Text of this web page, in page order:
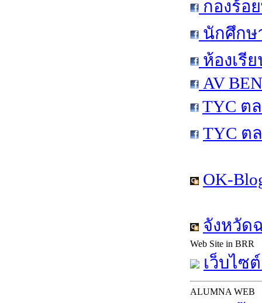
กองร้อ
นักศึกษ
ห้องเรี
AV
TYC ต
TYC ต
OK-
จังหวัด
Web Site in BRR
เว็บไซ
ALUMNA WEB